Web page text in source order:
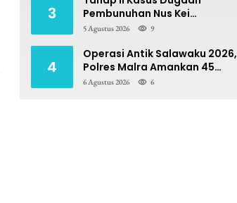
3
Pembunuhan Nus Kei
Dilimpahkan ke PN Ambon
5 Agustus 2026 9
4
Operasi Antik Salawaku 2026,
Polres Malra Amankan 45
Liter Sopi
6 Agustus 2026 6